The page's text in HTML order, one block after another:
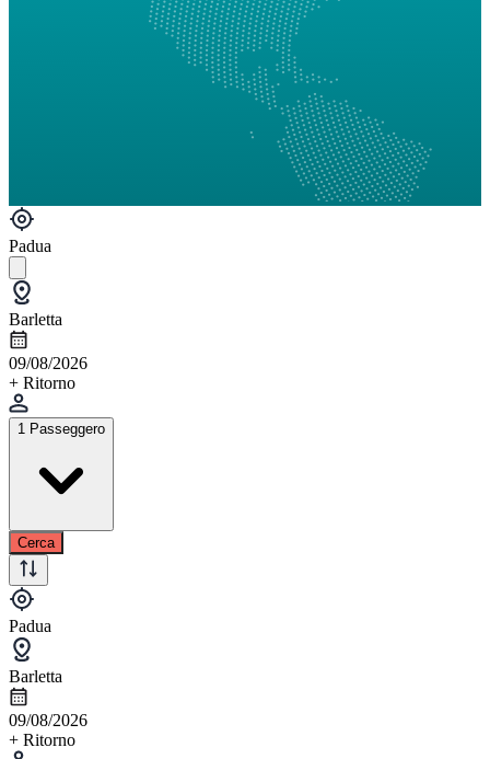
Padua
Barletta
09/08/2026
+ Ritorno
1 Passeggero
Cerca
Padua
Barletta
09/08/2026
+ Ritorno